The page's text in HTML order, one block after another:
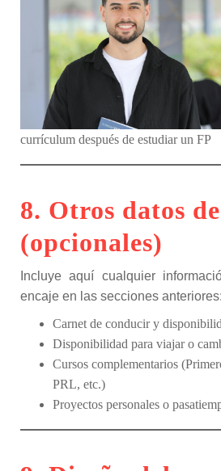
currículum después de estudiar un FP
8. Otros datos
(opcionales)
Incluye aquí cualquier
encaje en las secciones anteriores:
Carnet de conducir y
Disponibilidad para viajar o
Cursos complementarios
PRL, etc.)
Proyectos personales o